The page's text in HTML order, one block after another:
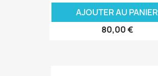
AJOUTER AU PANIER
80,00 €